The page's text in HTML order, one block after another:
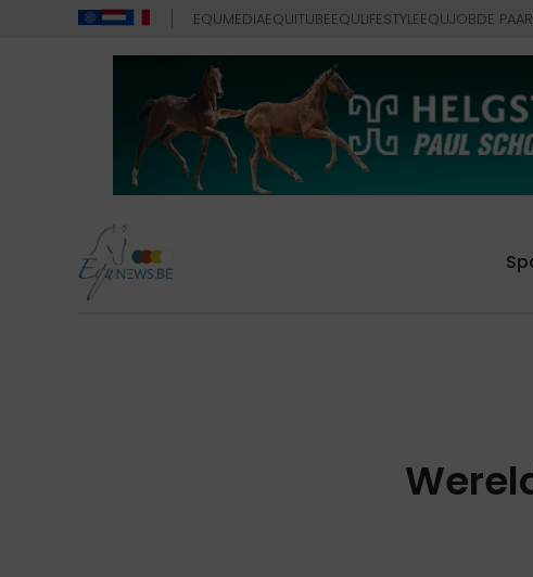
EQUMEDIAEQUITUBEEQULIFESTYLEEQUJOBDE